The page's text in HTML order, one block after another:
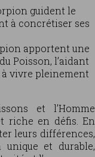
guident le
à concrétiser ses
apportent une
Poisson, l’aidant
vivre pleinement
et l’Homme
riche en défis. En
leurs différences,
et durable,